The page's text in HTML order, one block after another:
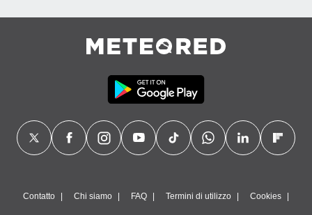
Contatto Chi siamo FAQ Termini di utilizzo Cookies